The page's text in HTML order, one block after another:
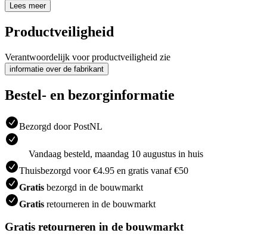
Lees meer
Productveiligheid
Verantwoordelijk voor productveiligheid zie
informatie over de fabrikant
Bestel- en bezorginformatie
Bezorgd door PostNL
Vandaag besteld, maandag 10 augustus in huis
Thuisbezorgd voor €4.95 en gratis vanaf €50
Gratis bezorgd in de bouwmarkt
Gratis retourneren in de bouwmarkt
Gratis retourneren in de bouwmarkt